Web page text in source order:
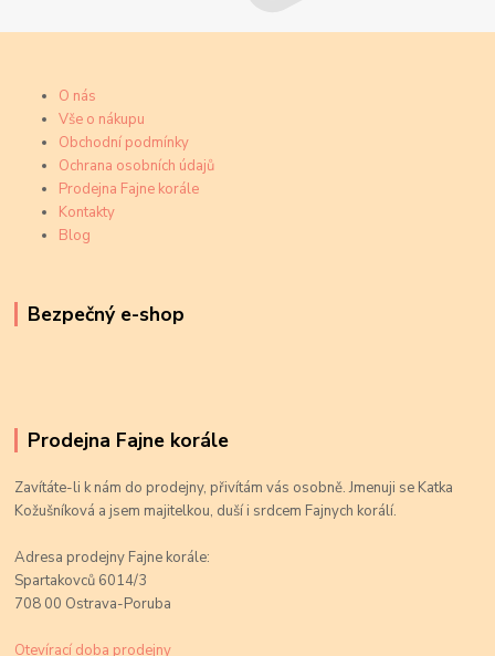
O nás
Vše o nákupu
Obchodní podmínky
Ochrana osobních údajů
Prodejna Fajne korále
Kontakty
Blog
Bezpečný e-shop
Prodejna Fajne korále
Zavítáte-li k nám do prodejny, přivítám vás osobně. Jmenuji se Katka
Kožušníková a jsem majitelkou, duší i srdcem Fajnych korálí.
Adresa prodejny Fajne korále:
Spartakovců 6014/3
708 00 Ostrava-Poruba
Otevírací doba prodejny